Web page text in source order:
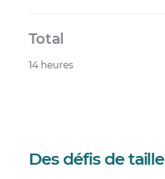
14 heures
Des défis de taille